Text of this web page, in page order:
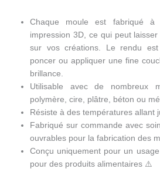
Chaque moule est fabriqué
impression 3D, ce qui peut
sur vos créations. Le rendu
poncer ou appliquer une fine
brillance.
Utilisable avec de nombreux
polymère, cire, plâtre, béton ou
Résiste à des températures allant
Fabriqué sur commande avec
ouvrables pour la fabrication des
Conçu uniquement pour un
pour des produits alimentaires ⚠️